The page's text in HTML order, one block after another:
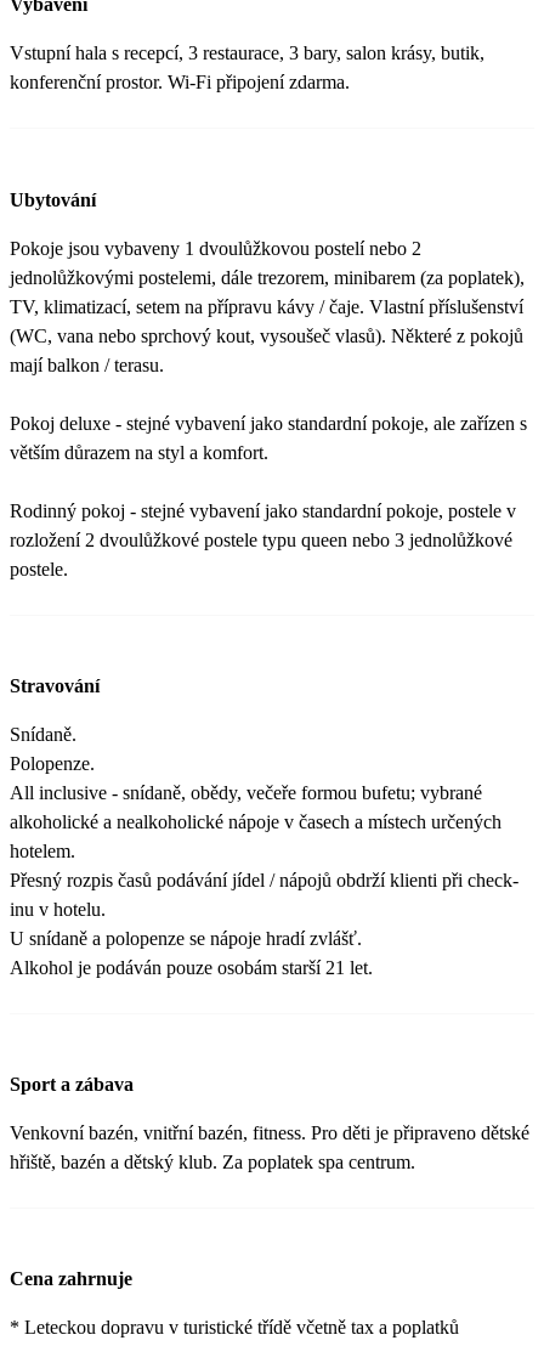
Vybavení
Vstupní hala s recepcí, 3 restaurace, 3 bary, salon krásy, butik,
konferenční prostor. Wi-Fi připojení zdarma.
Ubytování
Pokoje jsou vybaveny 1 dvoulůžkovou postelí nebo 2
jednolůžkovými postelemi, dále trezorem, minibarem (za poplatek),
TV, klimatizací, setem na přípravu kávy / čaje. Vlastní příslušenství
(WC, vana nebo sprchový kout, vysoušeč vlasů). Některé z pokojů
mají balkon / terasu.
Pokoj deluxe - stejné vybavení jako standardní pokoje, ale zařízen s
větším důrazem na styl a komfort.
Rodinný pokoj - stejné vybavení jako standardní pokoje, postele v
rozložení 2 dvoulůžkové postele typu queen nebo 3 jednolůžkové
postele.
Stravování
Snídaně.
Polopenze.
All inclusive - snídaně, obědy, večeře formou bufetu; vybrané
alkoholické a nealkoholické nápoje v časech a místech určených
hotelem.
Přesný rozpis časů podávání jídel / nápojů obdrží klienti při check-
inu v hotelu.
U snídaně a polopenze se nápoje hradí zvlášť.
Alkohol je podáván pouze osobám starší 21 let.
Sport a zábava
Venkovní bazén, vnitřní bazén, fitness. Pro děti je připraveno dětské
hřiště, bazén a dětský klub. Za poplatek spa centrum.
Cena zahrnuje
* Leteckou dopravu v turistické třídě včetně tax a poplatků